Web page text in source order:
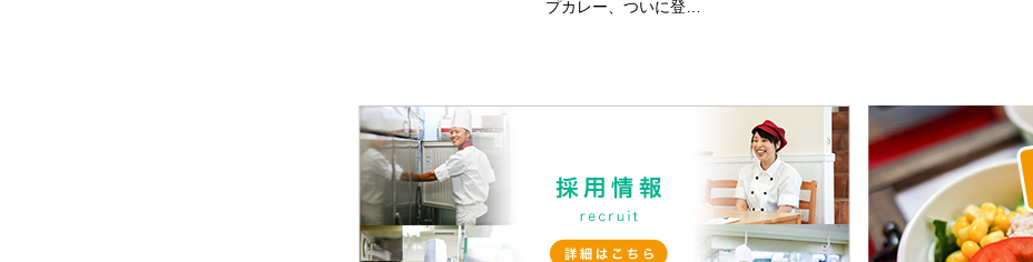
プカレー、ついに登…